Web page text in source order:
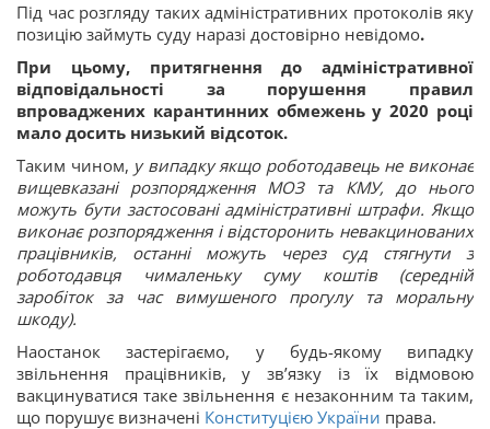
Під час розгляду таких адміністративних протоколів яку
позицію займуть суду наразі достовірно невідомо.
При цьому, притягнення до адміністративної
відповідальності за порушення правил
впроваджених карантинних обмежень у 2020 році
мало досить низький відсоток.
Таким чином, у випадку якщо роботодавець не виконає
вищевказані розпорядження МОЗ та КМУ, до нього
можуть бути застосовані адміністративні штрафи. Якщо
виконає розпорядження і відсторонить невакцинованих
працівників, останні можуть через суд стягнути з
роботодавця чималеньку суму коштів (середній
заробіток за час вимушеного прогулу та моральну
шкоду).
Наостанок застерігаємо, у будь-якому випадку
звільнення працівників, у зв’язку із їх відмовою
вакцинуватися таке звільнення є незаконним та таким,
що порушує визначені Конституцією України права.